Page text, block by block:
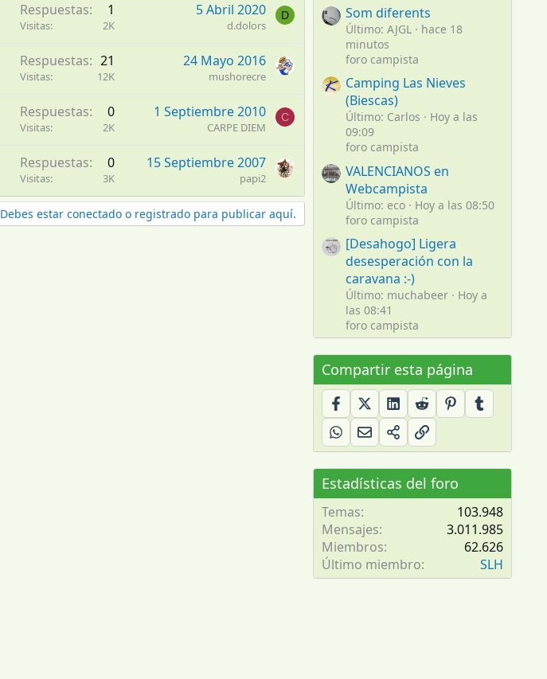
Respuestas 1
Visitas 2K
5 Abril 2020
d.dolors
D
Respuestas 21
Visitas 12K
24 Mayo 2016
mushorecre
Respuestas 0
Visitas 2K
1 Septiembre 2010
CARPE DIEM
C
Respuestas 0
Visitas 3K
15 Septiembre 2007
papi2
Debes estar conectado o registrado para publicar aquí.
Som diferents
Último: AJGL
hace 18
minutos
foro campista
Camping Las Nieves
(Biescas)
Último: Carlos
Hoy a las
09:09
foro campista
VALENCIANOS en
Webcampista
Último: eco
Hoy a las 08:50
foro campista
[Desahogo] Ligera
desesperación con la
caravana :-)
Último: muchabeer
Hoy a
las 08:41
foro campista
Compartir esta página
Estadísticas del foro
Temas
103.948
Mensajes
3.011.985
Miembros
62.626
Último miembro
SLH